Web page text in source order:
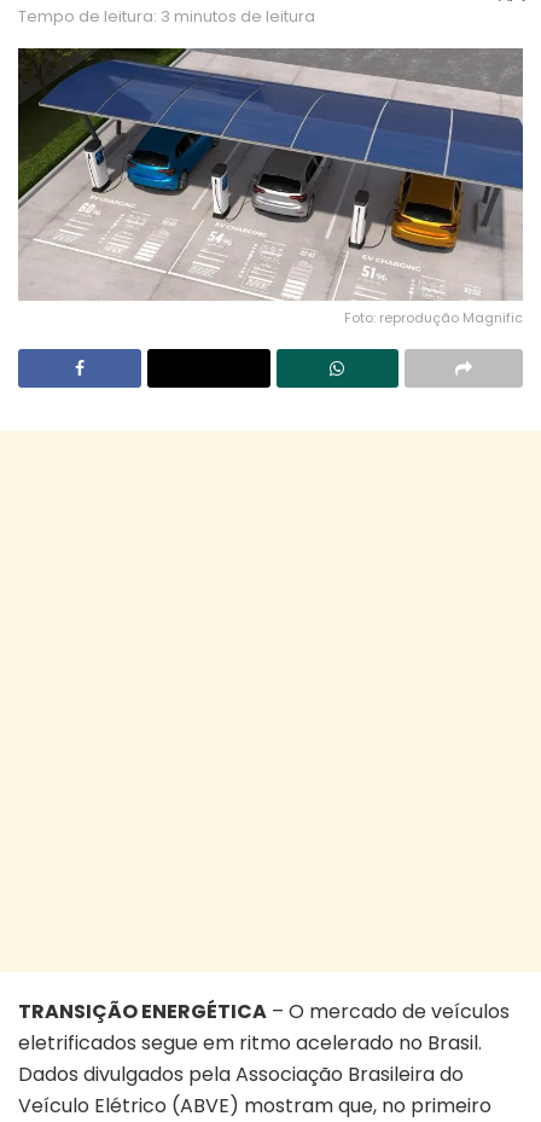
Tempo de leitura: 3 minutos de leitura
Foto: reprodução Magnific
TRANSIÇÃO ENERGÉTICA – O mercado de veículos
eletrificados segue em ritmo acelerado no Brasil.
Dados divulgados pela Associação Brasileira do
Veículo Elétrico (ABVE) mostram que, no primeiro